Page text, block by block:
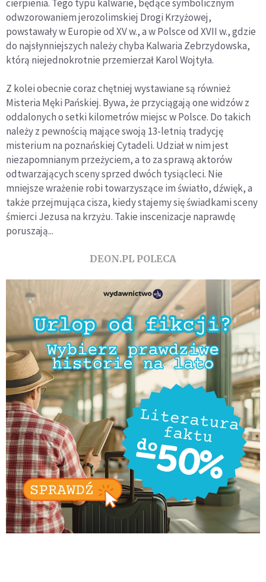
cierpienia. Tego typu kalwarie, będące symbolicznym
odwzorowaniem jerozolimskiej Drogi Krzyżowej,
powstawały w Europie od XV w., a w Polsce od XVII w., gdzie
do najsłynniejszych należy chyba Kalwaria Zebrzydowska,
którą niejednokrotnie przemierzał Karol Wojtyła.
Z kolei obecnie coraz chętniej wystawiane są również
Misteria Męki Pańskiej. Bywa, że przyciągają one widzów z
oddalonych o setki kilometrów miejsc w Polsce. Do takich
należy z pewnością mające swoją 13-letnią tradycję
misterium na poznańskiej Cytadeli. Udział w nim jest
niezapomnianym przeżyciem, a to za sprawą aktorów
odtwarzających sceny sprzed dwóch tysiącleci. Nie
mniejsze wrażenie robi towarzyszące im światło, dźwięk, a
także przejmująca cisza, kiedy stajemy się świadkami sceny
śmierci Jezusa na krzyżu. Takie inscenizacje naprawdę
poruszają...
DEON.PL POLECA